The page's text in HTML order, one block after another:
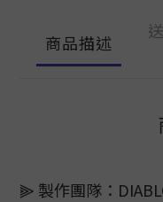
商品描述
⫸ 製作團隊：